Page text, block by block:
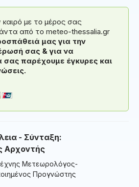
με το μέρος σας
από το meteo-thessalia.gr
μας για την
σας & για να
σας παρέχουμε έγκυρες και
- Σύνταξη:
Αρχοντής
Μετεωρολόγος-
Προγνώστης